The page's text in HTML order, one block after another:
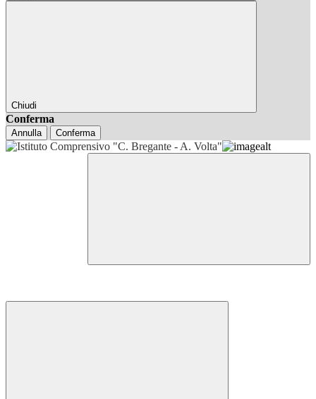
Chiudi
Conferma
Annulla Conferma